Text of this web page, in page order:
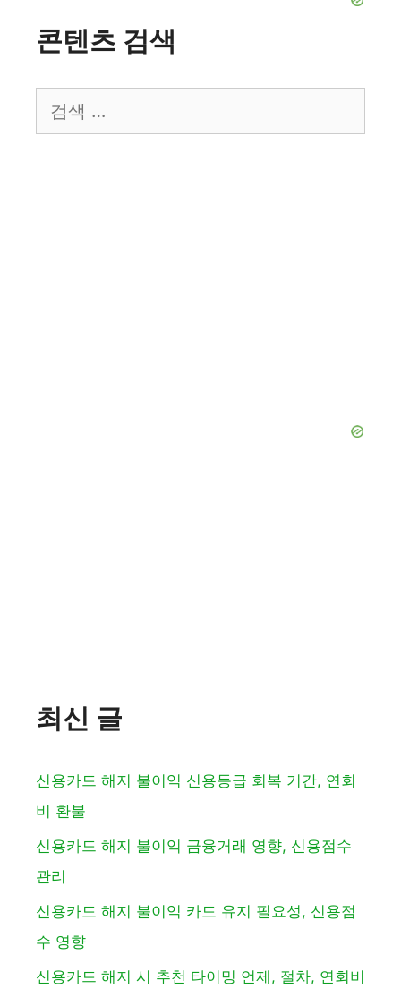
콘텐츠 검색
색:
최신 글
신용카드 해지 불이익 신용등급 회복 기간, 연회
비 환불
신용카드 해지 불이익 금융거래 영향, 신용점수
관리
신용카드 해지 불이익 카드 유지 필요성, 신용점
수 영향
신용카드 해지 시 추천 타이밍 언제, 절차, 연회비